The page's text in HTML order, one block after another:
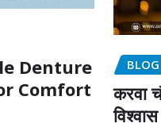
Denture
Comfort
BLOG
करवा